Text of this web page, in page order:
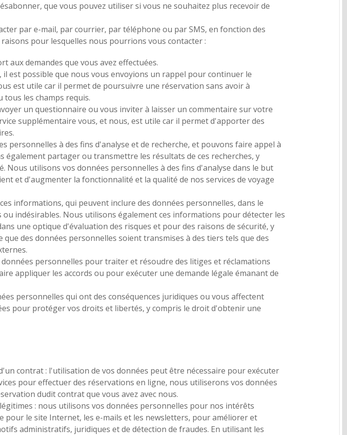
que vous pouvez utiliser si vous ne souhaitez plus recevoir de
par e-mail, par courrier, par téléphone ou par SMS, en fonction des
pour lesquelles nous pourrions vous contacter :
aux demandes que vous avez effectuées.
est possible que nous vous envoyions un rappel pour continuer le
est utile car il permet de poursuivre une réservation sans avoir à
les champs requis.
un questionnaire ou vous inviter à laisser un commentaire sur votre
supplémentaire vous, et nous, est utile car il permet d'apporter des
personnelles à des fins d'analyse et de recherche, et pouvons faire appel à
partager ou transmettre les résultats de ces recherches, y
utilisons vos données personnelles à des fins d'analyse dans le but
et d'augmenter la fonctionnalité et la qualité de nos services de voyage
informations, qui peuvent inclure des données personnelles, dans le
indésirables. Nous utilisons également ces informations pour détecter les
une optique d'évaluation des risques et pour des raisons de sécurité, y
des données personnelles soient transmises à des tiers tels que des
personnelles pour traiter et résoudre des litiges et réclamations
appliquer les accords ou pour exécuter une demande légale émanant de
personnelles qui ont des conséquences juridiques ou vous affectent
pour protéger vos droits et libertés, y compris le droit d'obtenir une
contrat : l'utilisation de vos données peut être nécessaire pour exécuter
pour effectuer des réservations en ligne, nous utiliserons vos données
dudit contrat que vous avez avec nous.
: nous utilisons vos données personnelles pour nos intérêts
le site Internet, les e-mails et les newsletters, pour améliorer et
administratifs, juridiques et de détection de fraudes. En utilisant les